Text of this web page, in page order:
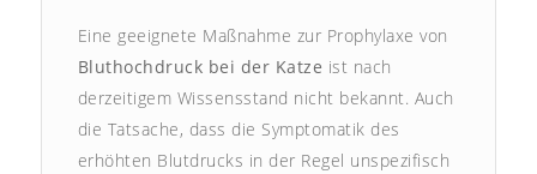
Eine geeignete Maßnahme zur Prophylaxe von
Bluthochdruck bei der Katze ist nach
derzeitigem Wissensstand nicht bekannt. Auch
die Tatsache, dass die Symptomatik des
erhöhten Blutdrucks in der Regel unspezifisch